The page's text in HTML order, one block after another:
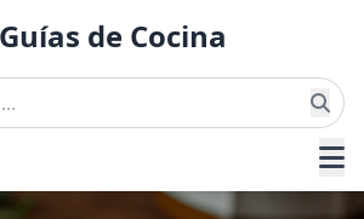
Guías de Cocina